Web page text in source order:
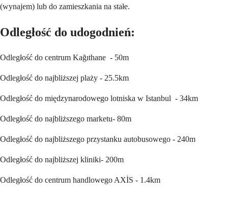
(wynajem) lub do zamieszkania na stałe.
Odległość do udogodnień:
Odległość do centrum Kağıthane - 50m
Odległość do najbliższej plaży - 25.5km
Odległość do międzynarodowego lotniska w Istanbul - 34km
Odległość do najbliższego marketu- 80m
Odległość do najbliższego przystanku autobusowego - 240m
Odległość do najbliższej kliniki- 200m
Odległość do centrum handlowego AXİS - 1.4km